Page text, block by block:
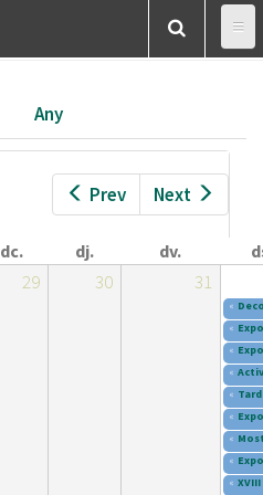
Any
Prev Next
dc. dj. dv.
29 30 31
«
«
«
«
«
«
«
«
«